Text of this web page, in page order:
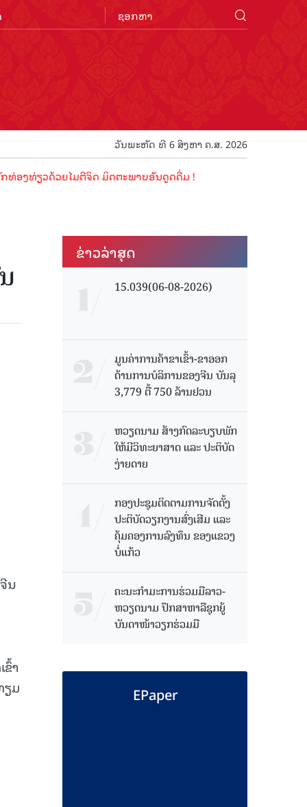
ວັນພະຫັດ ທີ 6 ສິງຫາ ຄ.ສ. 2026
ຽວດ້ວຍໄມຕີຈິດ ມິດຕະພາບອັນດູດດື່ມ !
ນ
າ
ຽມ
ຂ່າວ​ລ່າ​ສຸດ
15.039(06-08-2026)
ມູນຄ່າການຄ້າຂາເຂົ້າ-ຂາອອກ
ດ້ານການບໍລິການຂອງຈີນ ບັນລຸ
3,779 ຕື້ 750 ລ້ານຢວນ
ຫວຽດນາມ ສ້າງກົດລະບຽບພັກ
ໃຫ້ມີວິທະຍາສາດ ແລະ ປະຕິບັດ
ງ່າຍດາຍ
ກອງປະຊຸມຕິດຕາມການຈັດຕັ້ງ
ປະຕິບັດວຽກງານສົ່ງເສີມ ແລະ
ຄຸ້ມຄອງການລົງທຶນ ຂອງແຂວງ
ບໍ່ແກ້ວ
ຄະນະກໍາມະການຮ່ວມມືລາວ-
ຫວຽດນາມ ປຶກສາຫາລືຊຸກຍູ້
ບັນດາໜ້າວຽກຮ່ວມມື
EPaper